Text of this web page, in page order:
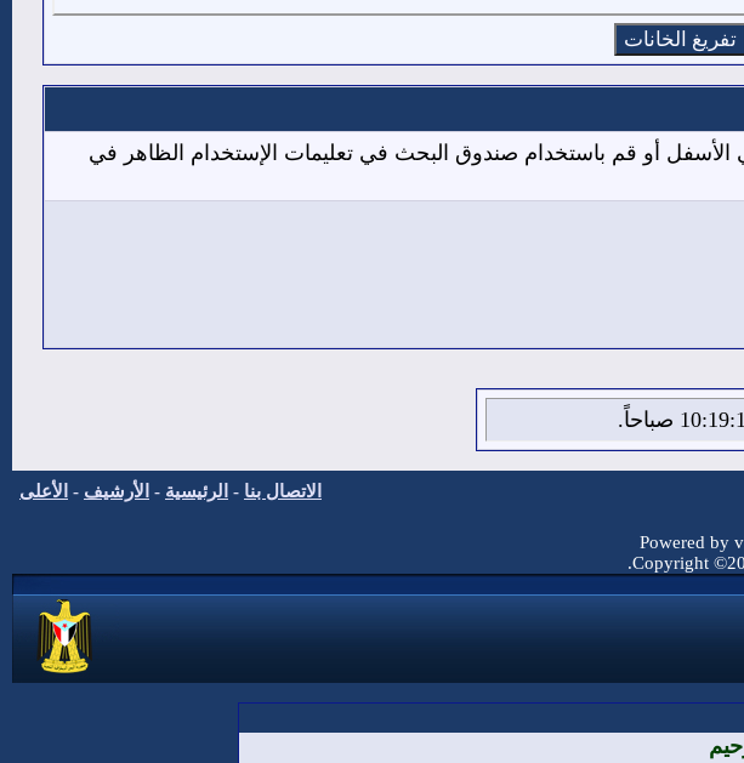
الأسفل أو قم باستخدام صندوق البحث في تعليمات الإستخدام الظاهر في
الاتصال بنا - الرئيسية - الأرشيف - الأعلى
Powered by
Copyright